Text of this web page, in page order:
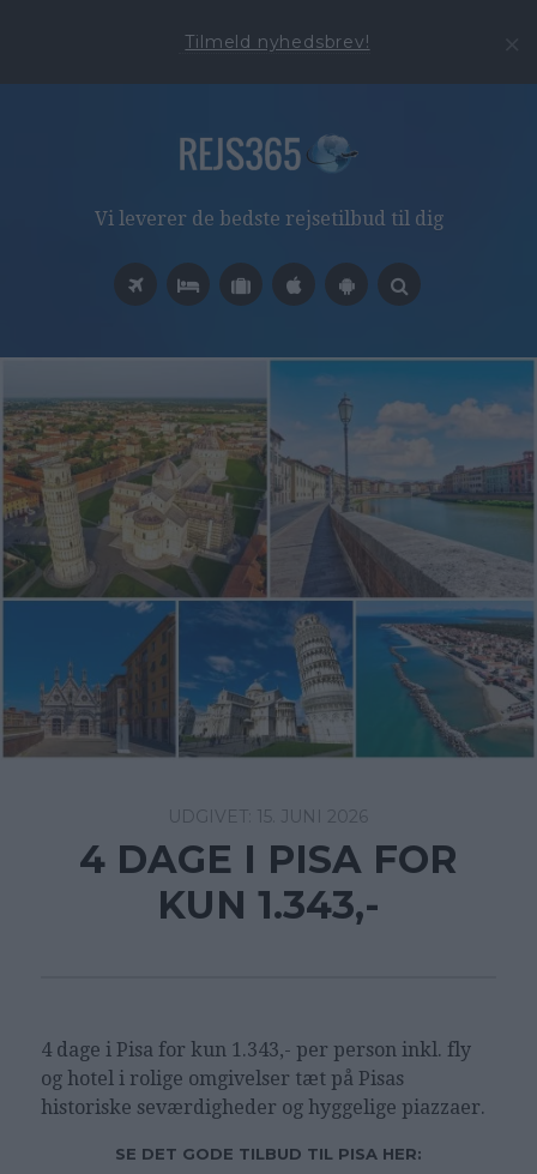
Tilmeld nyhedsbrev!
Vi leverer de bedste rejsetilbud til dig
15. JUNI 2026
4 DAGE I PISA FOR
KUN 1.343,-
4 dage i Pisa for kun 1.343,- per person inkl. fly
og hotel i rolige omgivelser tæt på Pisas
historiske seværdigheder og hyggelige piazzaer.
SE DET GODE TILBUD TIL PISA HER: